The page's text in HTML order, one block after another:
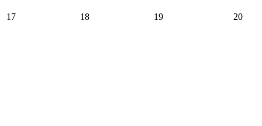
17 18 19 20